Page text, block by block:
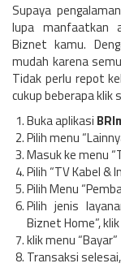
Supaya
lupa manfaatkan
Biznet kamu.
mudah karena
Tidak perlu repot
cukup beberapa klik
Buka aplikasi
Pilih menu
Masuk ke menu
Pilih “TV Kabel &
Pilih Menu
Pilih jenis
Biznet Home”,
klik menu “Bayar”
Transaksi selesai,